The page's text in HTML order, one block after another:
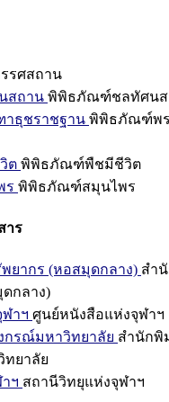
รศสถาน
สถาน พิพิธภัณฑ์ชลทัศนส
ธุชราชฐาน พิพิธภัณฑ์พ
ต พิพิธภัณฑ์พืชมีชีวิต
ร พิพิธภัณฑ์สมุนไพร
าร
ยากร (หอสมุดกลาง) สำ
กลาง)
าฯ ศูนย์หนังสือแห่งจุฬาฯ
กรณ์มหาวิทยาลัย สำนักพิ
ทยาลัย
ฯ สถานีวิทยุแห่งจุฬาฯ